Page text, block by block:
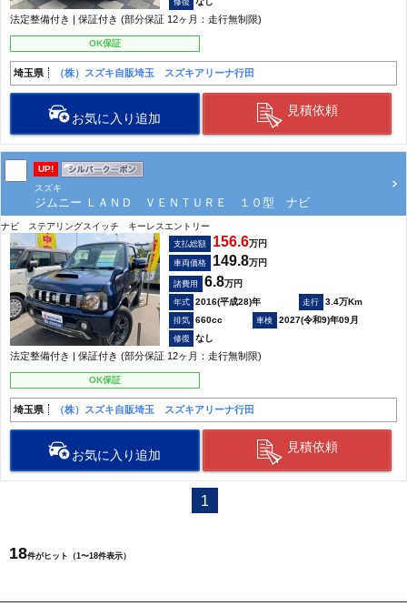
法定整備付き | 保証付き (部分保証 12ヶ月：走行無制限)
OK保証
埼玉県 （株）スズキ自販埼玉 スズキアリーナ行田
お気に入り追加
見積依頼
UP!
スズキ
ジムニー ＬＡＮＤ ＶＥＮＴＵＲＥ １０型 ナビ
ナビ ステアリングスイッチ キーレスエントリー
支払総額 156.6万円
車両価格 149.8万円
諸費用 6.8万円
2016(平成28)年
3.4万Km
660cc
2027(令和9)年09月
なし
法定整備付き | 保証付き (部分保証 12ヶ月：走行無制限)
OK保証
埼玉県 （株）スズキ自販埼玉 スズキアリーナ行田
お気に入り追加
見積依頼
1
18件がヒット（1〜18件表示）